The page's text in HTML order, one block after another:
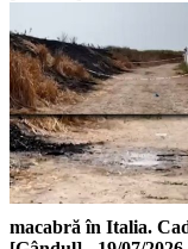
macabră în Italia.